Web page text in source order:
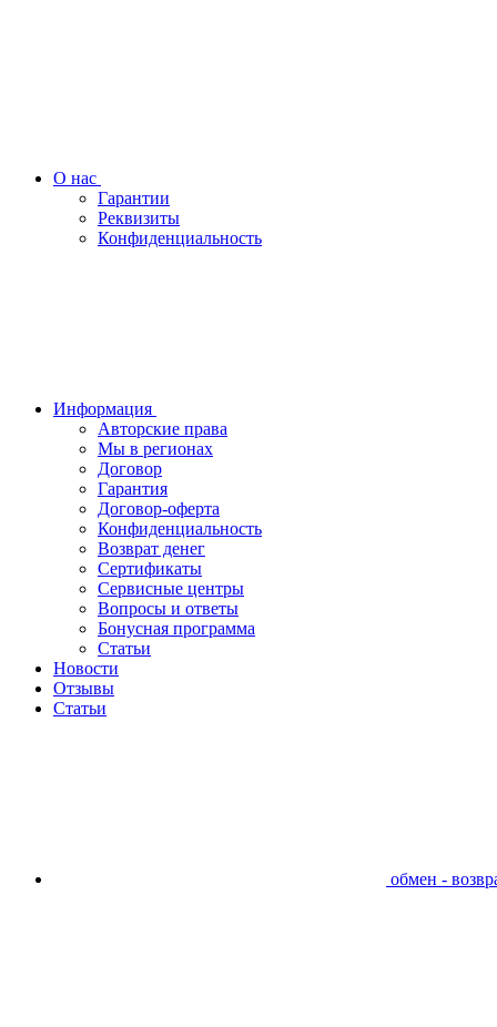
О нас
Гарантии
Реквизиты
Конфиденциальность
Информация
Авторские права
Мы в регионах
Договор
Гарантия
Договор-оферта
Конфиденциальность
Возврат денег
Сертификаты
Сервисные центры
Вопросы и ответы
Бонусная программа
Статьи
Новости
Отзывы
Статьи
обмен -